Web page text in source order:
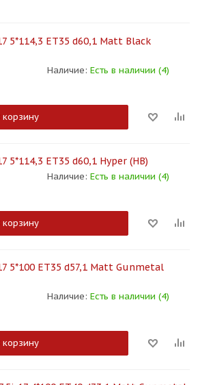
5*114,3 ET35 d60,1 Matt Black
Наличие: Есть в наличии (4)
корзину
5*114,3 ET35 d60,1 Hyper (HB)
Наличие: Есть в наличии (4)
корзину
5*100 ET35 d57,1 Matt Gunmetal
Наличие: Есть в наличии (4)
корзину